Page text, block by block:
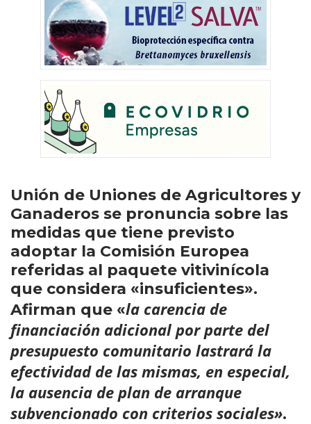
Unión de Uniones de Agricultores y
Ganaderos se pronuncia sobre las
medidas que tiene previsto
adoptar la Comisión Europea
referidas al paquete vitivinícola
que considera «insuficientes».
Afirman que «la carencia de
financiación adicional por parte del
presupuesto comunitario lastrará la
efectividad de las mismas, en especial,
la ausencia de plan de arranque
subvencionado con criterios sociales».